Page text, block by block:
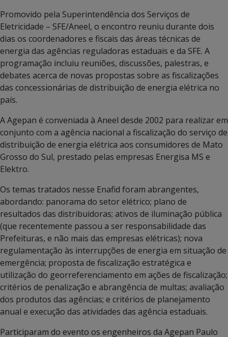
Promovido pela Superintendência dos Serviços de
Eletricidade – SFE/Aneel, o encontro reuniu durante dois
dias os coordenadores e fiscais das áreas técnicas de
energia das agências reguladoras estaduais e da SFE. A
programação incluiu reuniões, discussões, palestras, e
debates acerca de novas propostas sobre as fiscalizações
das concessionárias de distribuição de energia elétrica no
país.
A Agepan é conveniada à Aneel desde 2002 para realizar em
conjunto com a agência nacional a fiscalização do serviço de
distribuição de energia elétrica aos consumidores de Mato
Grosso do Sul, prestado pelas empresas Energisa MS e
Elektro.
Os temas tratados nesse Enafid foram abrangentes,
abordando: panorama do setor elétrico; plano de
resultados das distribuidoras; ativos de iluminação pública
(que recentemente passou a ser responsabilidade das
Prefeituras, e não mais das empresas elétricas); nova
regulamentação às interrupções de energia em situação de
emergência; proposta de fiscalização estratégica e
utilização do georreferenciamento em ações de fiscalização;
critérios de penalização e abrangência de multas; avaliação
dos produtos das agências; e critérios de planejamento
anual e execução das atividades das agência estaduais.
Participaram do evento os engenheiros da Agepan Paulo